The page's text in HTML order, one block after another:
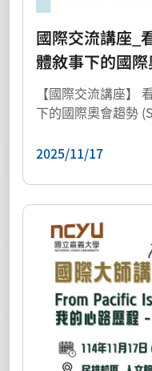
國際交流講座_
體敘事下的國
【國際交流講座】
下的國際奧會趨勢
2025/11/17